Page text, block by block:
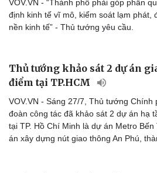
VOV.VN - “Thành phố phải góp phần
định kinh tế vĩ mô, kiểm soát lạm phát,
nền kinh tế” - Thủ tướng yêu cầu.
Thủ tướng khảo sát 2 dự án
điểm tại TP.HCM
VOV.VN - Sáng 27/7, Thủ tướng Chính
đoàn công tác đã khảo sát 2 dự án hạ
tại TP. Hồ Chí Minh là dự án Metro
án xây dựng nút giao thông An Phú,